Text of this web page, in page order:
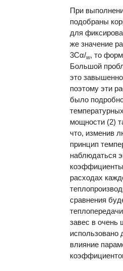
При
подобраны
для
же значение
3Сα/w, то
Большой
это
поэтому эти
было
мощности (2)
что, изменив
принцип
наблюдаться
расходах
сравнения
завес в
использовано
влияние